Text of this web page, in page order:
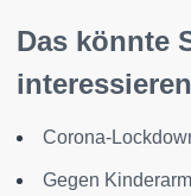
Das könnte
interessieren
Corona-
Gegen